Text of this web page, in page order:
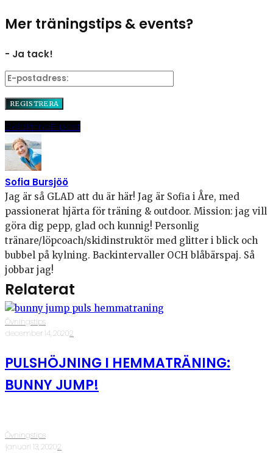
Mer träningstips & events?
- Ja tack!
DelaPinnaE-post
Sofia Bursjöö
Jag är så GLAD att du är här! Jag är Sofia i Åre, med
passionerat hjärta för träning & outdoor. Mission: jag vill
göra dig pepp, glad och kunnig! Personlig
tränare/löpcoach/skidinstruktör med glitter i blick och
bubbel på kylning. Backintervaller OCH blåbärspaj. Så
jobbar jag!
Relaterat
Övningstips
·december 14, 2020·2
PULSHÖJNING I HEMMATRÄNING:
BUNNY JUMP!
Övningstips
·januari 13, 2020·2